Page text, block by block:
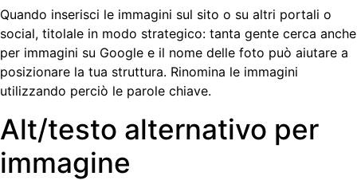
Quando inserisci le immagini sul sito o su altri portali o
social, titolale in modo strategico: tanta gente cerca anche
per immagini su Google e il nome delle foto può aiutare a
posizionare la tua struttura. Rinomina le immagini
utilizzando perciò le parole chiave.
Alt/testo alternativo per
immagine